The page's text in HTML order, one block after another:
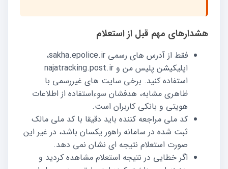
هشدارهای مهم قبل از استعلام
فقط از آدرس های رسمی sakha.epolice.ir،
اپلیکیشن پلیس من و najatracking.post.ir
استفاده کنید. برخی سایت های غیررسمی با
ظاهری مشابه، هدفشان سوءاستفاده از اطلاعات
هویتی و بانکی کاربران است.
کد ملی مراجعه کننده باید دقیقا با کد ملی مالک
ثبت شده در سامانه راهور یکسان باشد، در غیر این
صورت استعلام نتیجه ای نشان نمی دهد.
اگر خطایی در نتیجه استعلام مشاهده کردید و